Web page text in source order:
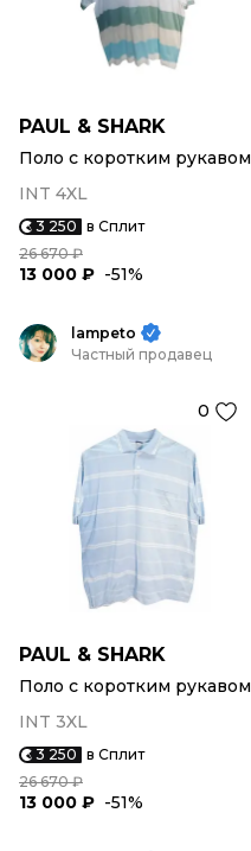
PAUL & SHARK
Поло с коротким рукавом
INT 4XL
3 250 в Сплит
26 670 ₽
13 000 ₽ -51%
lampeto
Частный продавец
0
PAUL & SHARK
Поло с коротким рукавом
INT 3XL
3 250 в Сплит
26 670 ₽
13 000 ₽ -51%